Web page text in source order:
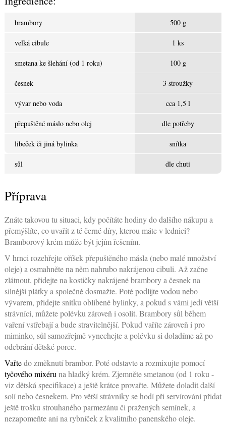
brambory 500 g
velká cibule 1 ks
smetana ke šlehání (od 1 roku) 100 g
česnek 3 stroužky
vývar nebo voda cca 1,5 l
přepuštěné máslo nebo olej dle potřeby
libeček či jiná bylinka snítka
sůl dle chuti
Příprava
Znáte takovou tu situaci, kdy počítáte hodiny do dalšího nákupu a
přemýšlíte, co uvařit z té černé díry, kterou máte v lednici?
Bramborový krém může být jejím řešením.
V hrnci rozehřejte oříšek přepuštěného másla (nebo malé množství
oleje) a osmahněte na něm nahrubo nakrájenou cibuli. Až začne
zlátnout, přidejte na kostičky nakrájené brambory a česnek na
silnější plátky a společně dosmažte. Poté podlijte vodou nebo
vývarem, přidejte snítku oblíbené bylinky, a pokud s vámi jedí větší
strávníci, můžete polévku zároveň i osolit. Brambory sůl během
vaření vstřebají a bude stravitelnější. Pokud vaříte zároveň i pro
miminko, sůl samozřejmě vynechejte a polévku si doladíme až po
odebrání dětské porce.
Vařtedo změknutí brambor. Poté odstavte a rozmixujte pomocí
tyčového mixéru na hladký krém. Zjemněte smetanou (od 1 roku -
viz dětská specifikace) a ještě krátce provařte. Můžete doladit další
solí nebo česnekem. Pro větší strávníky se hodí při servírování přidat
ještě trošku strouhaného parmezánu či pražených semínek, a
nezapomeňte ani na rybníček z kvalitního panenského oleje.